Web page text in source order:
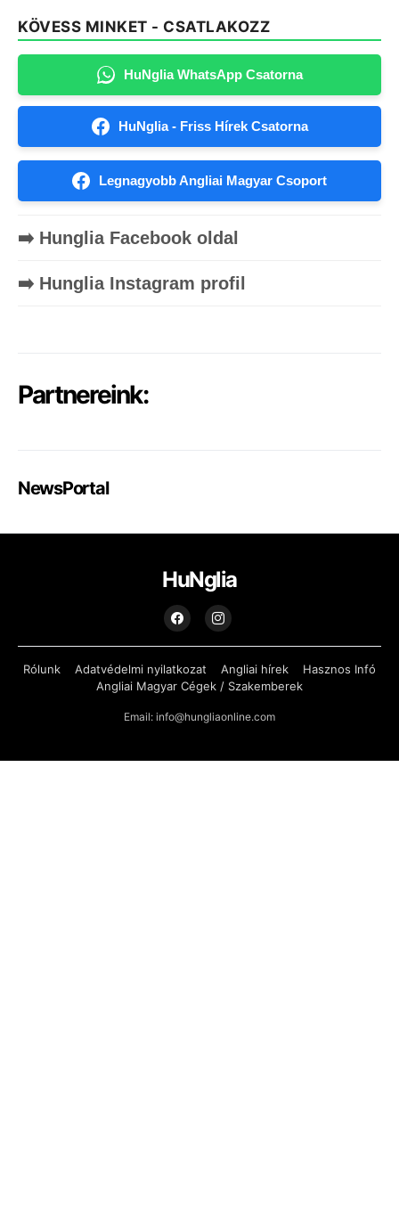
KÖVESS MINKET - CSATLAKOZZ
HuNglia WhatsApp Csatorna
HuNglia - Friss Hírek Csatorna
Legnagyobb Angliai Magyar Csoport
➡️ Hunglia Facebook oldal
➡️ Hunglia Instagram profil
Partnereink:
NewsPortal
HuNglia
Rólunk Adatvédelmi nyilatkozat Angliai hírek
Hasznos Infó
Angliai Magyar Cégek / Szakemberek
Email: info@hungliaonline.com